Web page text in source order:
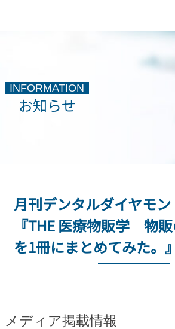
お知らせ
INFORMATION
月刊デンタルダイヤモ
『THE 医療物販学 物
を1冊にまとめてみた。』
メディア掲載情報